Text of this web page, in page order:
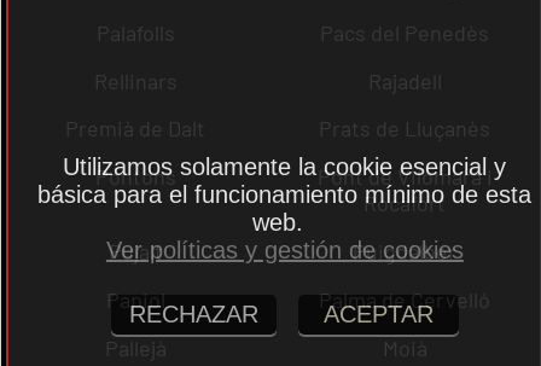
Palafolls
Pacs del Penedès
Rellinars
Rajadell
Premià de Dalt
Prats de Lluçanès
Pontons
Pont de Vilomara i
Rocafort
Pujalt
Puigdàlber
Papiol
Palma de Cervelló
Pallejà
Moià
Utilizamos solamente la cookie esencial y
básica para el funcionamiento mínimo de esta
web.
Ver políticas y gestión de cookies
RECHAZAR ACEPTAR